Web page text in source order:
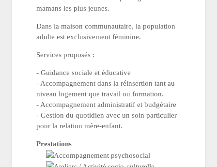
mamans les plus jeunes.
Dans la maison communautaire, la population
adulte est exclusivement féminine.
Services proposés :
- Guidance sociale et éducative
- Accompagnement dans la réinsertion tant au
niveau logement que travail ou formation.
- Accompagnement administratif et budgétaire
- Gestion du quotidien avec un soin particulier
pour la relation mère-enfant.
Prestations